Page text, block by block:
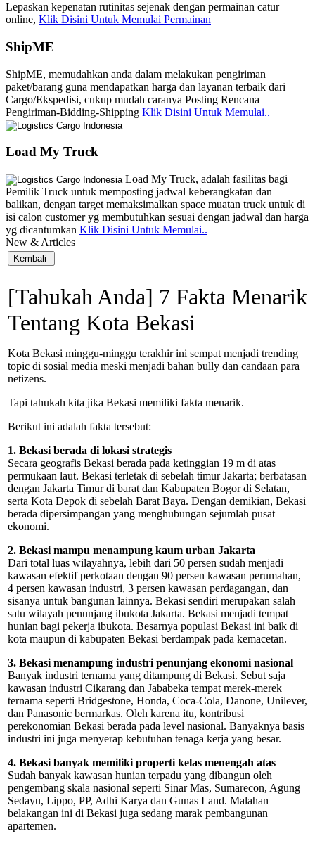
Lepaskan kepenatan rutinitas sejenak dengan permainan catur
online, Klik Disini Untuk Memulai Permainan
ShipME
ShipME, memudahkan anda dalam melakukan pengiriman
paket/barang guna mendapatkan harga dan layanan terbaik dari
Cargo/Ekspedisi, cukup mudah caranya Posting Rencana
Pengiriman-Bidding-Shipping Klik Disini Untuk Memulai..
Load My Truck
Load My Truck, adalah fasilitas bagi
Pemilik Truck untuk memposting jadwal keberangkatan dan
balikan, dengan target memaksimalkan space muatan truck untuk di
isi calon customer yg membutuhkan sesuai dengan jadwal dan harga
yg dicantumkan Klik Disini Untuk Memulai..
New & Articles
[Tahukah Anda] 7 Fakta Menarik
Tentang Kota Bekasi
Kota Bekasi minggu-minggu terakhir ini sempat menjadi trending
topic di sosial media meski menjadi bahan bully dan candaan para
netizens.
Tapi tahukah kita jika Bekasi memiliki fakta menarik.
Berikut ini adalah fakta tersebut:
1. Bekasi berada di lokasi strategis
Secara geografis Bekasi berada pada ketinggian 19 m di atas
permukaan laut. Bekasi terletak di sebelah timur Jakarta; berbatasan
dengan Jakarta Timur di barat dan Kabupaten Bogor di Selatan,
serta Kota Depok di sebelah Barat Baya. Dengan demikian, Bekasi
berada dipersimpangan yang menghubungan sejumlah pusat
ekonomi.
2. Bekasi mampu menampung kaum urban Jakarta
Dari total luas wilayahnya, lebih dari 50 persen sudah menjadi
kawasan efektif perkotaan dengan 90 persen kawasan perumahan,
4 persen kawasan industri, 3 persen kawasan perdagangan, dan
sisanya untuk bangunan lainnya. Bekasi sendiri merupakan salah
satu wilayah penunjang ibukota Jakarta. Bekasi menjadi tempat
hunian bagi pekerja ibukota. Besarnya populasi Bekasi ini baik di
kota maupun di kabupaten Bekasi berdampak pada kemacetan.
3. Bekasi menampung industri penunjang ekonomi nasional
Banyak industri ternama yang ditampung di Bekasi. Sebut saja
kawasan industri Cikarang dan Jababeka tempat merek-merek
ternama seperti Bridgestone, Honda, Coca-Cola, Danone, Unilever,
dan Panasonic bermarkas. Oleh karena itu, kontribusi
perekonomian Bekasi berada pada level nasional. Banyaknya basis
industri ini juga menyerap kebutuhan tenaga kerja yang besar.
4. Bekasi banyak memiliki properti kelas menengah atas
Sudah banyak kawasan hunian terpadu yang dibangun oleh
pengembang skala nasional seperti Sinar Mas, Sumarecon, Agung
Sedayu, Lippo, PP, Adhi Karya dan Gunas Land. Malahan
belakangan ini di Bekasi juga sedang marak pembangunan
apartemen.